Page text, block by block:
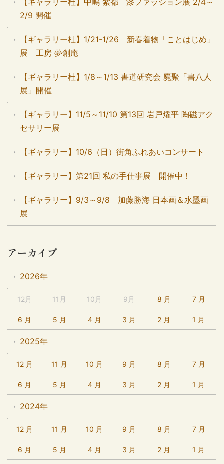
2/9 開催
【ギャラリー杜】1/21-1/26 新春着物「ことはじめ」
展 工房 夢創庵
【ギャラリー杜】1/8～1/13 書道研究会 麑聚「書八人
展」開催
【ギャラリー】11/5～11/10 第13回 岩戸燿平 陶磁アク
セサリー展
【ギャラリー】10/6（日）街角ふれあいコンサート
【ギャラリー】第21回 私の手仕事展 開催中！
【ギャラリー】9/3～9/8 加藤勝海 日本画＆水墨画
展
アーカイブ
2026年
12月 11月 10月 9月 8 月 7 月
6 月 5 月 4 月 3 月 2 月 1 月
2025年
12 月 11 月 10 月 9 月 8 月 7 月
6 月 5 月 4 月 3 月 2 月 1 月
2024年
12 月 11 月 10 月 9 月 8 月 7 月
6 月 5 月 4 月 3 月 2 月 1 月